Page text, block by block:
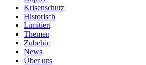
Krisenschutz
Historisch
Limitiert
Themen
Zubehör
News
Über uns